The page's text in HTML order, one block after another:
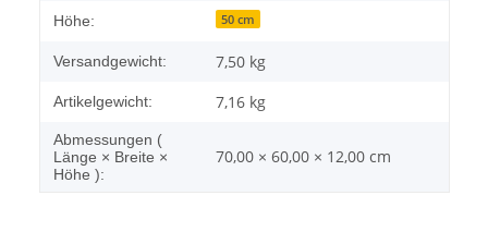
Höhe: 50 cm
Versandgewicht: 7,50 kg
Artikelgewicht: 7,16 kg
Abmessungen (
Länge × Breite ×
Höhe ):
70,00 × 60,00 × 12,00 cm